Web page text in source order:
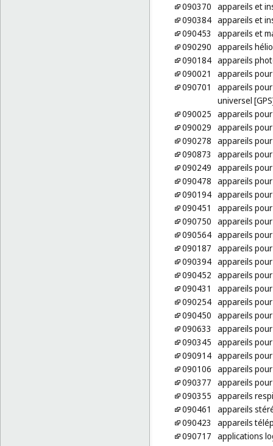
090370 appareils et
090384 appareils et
090453
appareils et
090290 appareils
090184 appareils
090021
appareils
090701
appareils
universel
090025 appareils
090029 appareils
090278 appareils
090873
appareils
090249 appareils
090478 appareils
090194 appareils
090451
appareils
090750 appareils
090564 appareils
090187 appareils
090394 appareils
090452 appareils
090431
appareils
090254 appareils
090450 appareils
090633
appareils
090345 appareils
090914 appareils
090106 appareils
090377 appareils
090355 appareils
090461
appareils
090423
appareils
090717 applications